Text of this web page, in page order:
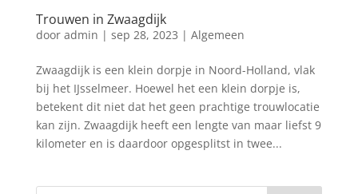
Trouwen in Zwaagdijk
door admin | sep 28, 2023 | Algemeen
Zwaagdijk is een klein dorpje in Noord-Holland, vlak
bij het IJsselmeer. Hoewel het een klein dorpje is,
betekent dit niet dat het geen prachtige trouwlocatie
kan zijn. Zwaagdijk heeft een lengte van maar liefst 9
kilometer en is daardoor opgesplitst in twee...